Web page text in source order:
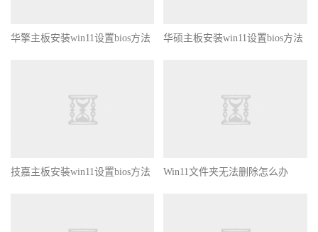
华擎主板安装win11设置bios方法 华硕主板安装win11设置bios方法
技嘉主板安装win11设置bios方法 Win11文件夹无法删除怎么办